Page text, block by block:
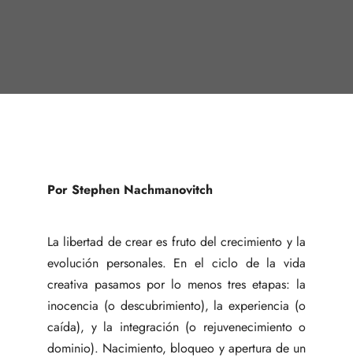
Por Stephen Nachmanovitch
La libertad de crear es fruto del crecimiento y la
evolución personales. En el ciclo de la vida
creativa pasamos por lo menos tres etapas: la
inocencia (o descubrimiento), la experiencia (o
caída), y la integración (o rejuvenecimiento o
dominio). Nacimiento, bloqueo y apertura de un